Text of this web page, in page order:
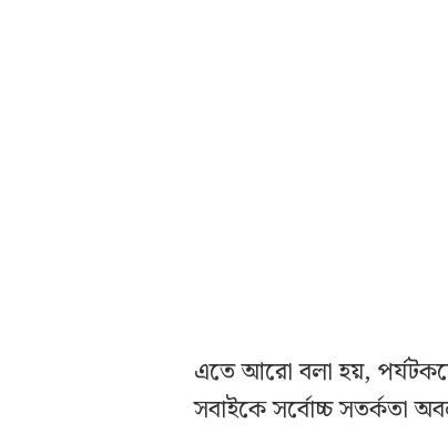
এতে আরো বলা হয়,
সবাইকে সর্বোচ্চ সতর্কতা